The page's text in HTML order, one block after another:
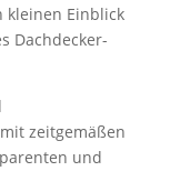
kleinen Einblick
Dachdecker-
zeitgemäßen
und